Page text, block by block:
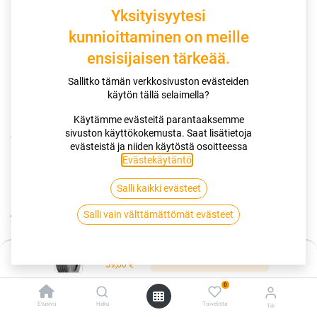
59,00€
Etusivu Haku
0
Toivelista Tili
Kauppa 165/60R14 75H ANTARES INGENS A1 XL ERÄ
165/60R14 75H ANTARES INGENS
A1 XL ERÄ
Yksityisyytesi
kunnioittaminen on meille
ensisijaisen tärkeää.
Sallitko tämän verkkosivuston evästeiden
käytön tällä selaimella?
Käytämme evästeitä parantaaksemme
sivuston käyttökokemusta. Saat lisätietoja
evästeistä ja niiden käytöstä osoitteessa
Evästekäytäntö
Salli kaikki evästeet
Salli vain välttämättömät evästeet